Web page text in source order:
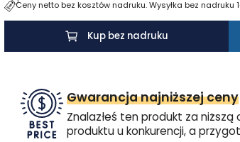
Ceny netto bez kosztów nadruku. Wysyłka bez nadruku
Kup bez nadruku
Gwarancja najniższej ceny
Znalazłeś ten produkt za niższą
produktu u konkurencji, a